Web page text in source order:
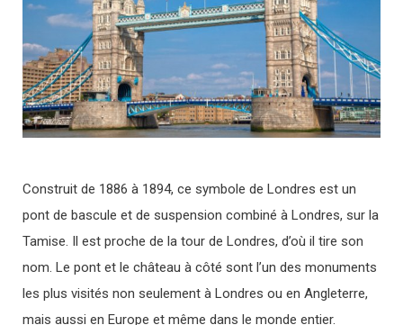
Construit de 1886 à 1894, ce symbole de Londres est un
pont de bascule et de suspension combiné à Londres, sur la
Tamise. Il est proche de la tour de Londres, d’où il tire son
nom. Le pont et le château à côté sont l’un des monuments
les plus visités non seulement à Londres ou en Angleterre,
mais aussi en Europe et même dans le monde entier.